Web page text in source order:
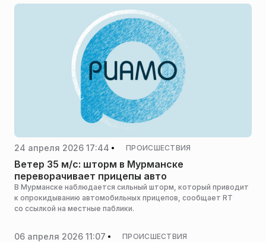
24 апреля 2026 17:44 ПРОИСШЕСТВИЯ
Ветер 35 м/с: шторм в Мурманске
переворачивает прицепы авто
В Мурманске наблюдается сильный шторм, который приводит
к опрокидыванию автомобильных прицепов, сообщает RT
со ссылкой на местные паблики.
06 апреля 2026 11:07 ПРОИСШЕСТВИЯ